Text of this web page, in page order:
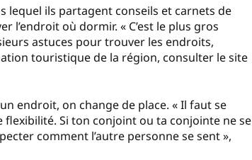
lequel ils partagent conseils et carnets de
l’endroit où dormir. « C’est le plus gros
astuces pour trouver les endroits,
touristique de la région, consulter le site
endroit, on change de place. « Il faut se
flexibilité. Si ton conjoint ou ta conjointe ne se
comment l’autre personne se sent »,